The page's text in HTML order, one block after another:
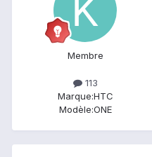
Membre
113
Marque:HTC
Modèle:ONE